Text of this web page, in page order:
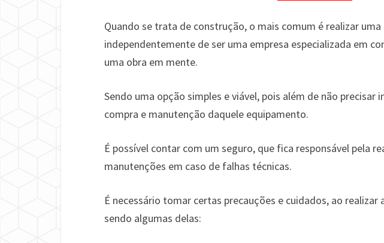
Quando se trata de construção, o mais comum é realizar uma
independentemente de ser uma empresa especializada em
uma obra em mente.
Sendo uma opção simples e viável, pois além de não precisar
compra e manutenção daquele equipamento.
É possível contar com um seguro, que fica responsável pela
manutenções em caso de falhas técnicas.
É necessário tomar certas precauções e cuidados, ao realizar
sendo algumas delas: